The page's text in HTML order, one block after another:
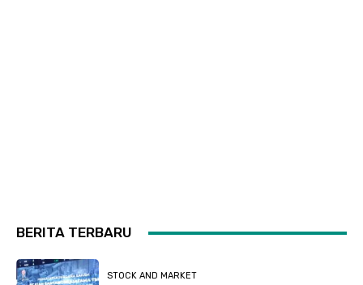
BERITA TERBARU
STOCK AND MARKET